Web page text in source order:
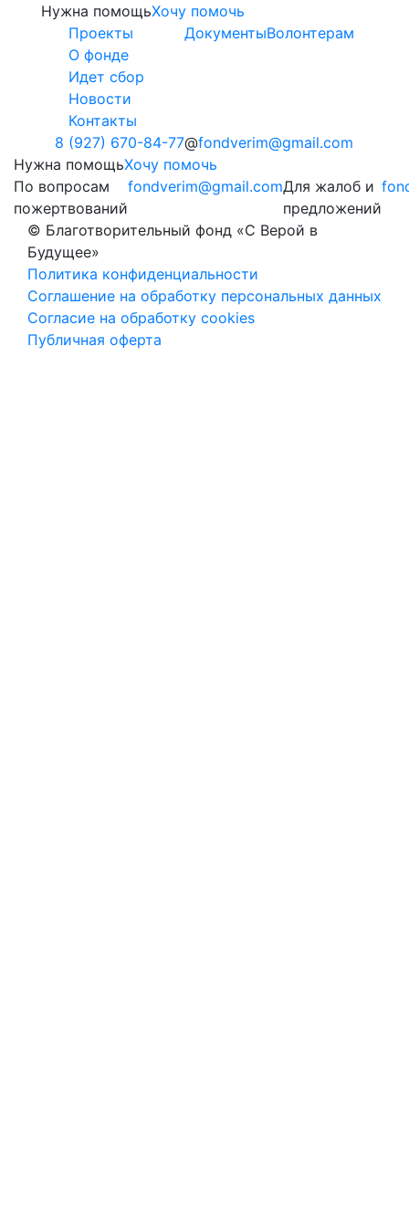
Нужна помощьХочу помочь
Проекты
О фонде
Идет сбор
Новости
Контакты
ДокументыВолонтерам
8 (927) 670-84-77
fondverim@gmail.com
Нужна помощьХочу помочь
По вопросам
пожертвований
fondverim@gmail.comДля жалоб и
предложений
© Благотворительный фонд «С Верой в
Будущее»
Политика конфиденциальности
Соглашение на обработку персональных данных
Согласие на обработку cookies
Публичная оферта